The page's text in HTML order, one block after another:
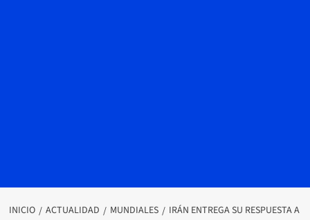
INICIO ACTUALIDAD MUNDIALES
IRÁN ENTREGA SU RESPUESTA A